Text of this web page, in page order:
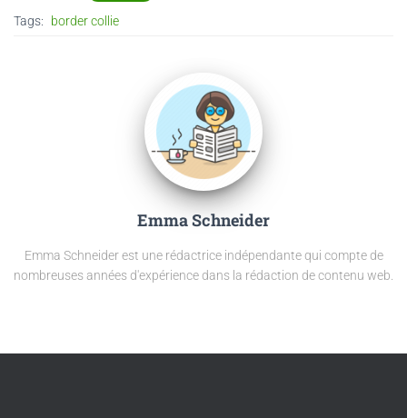
Tags: border collie
Emma Schneider
Emma Schneider est une rédactrice indépendante qui compte de
nombreuses années d'expérience dans la rédaction de contenu web.